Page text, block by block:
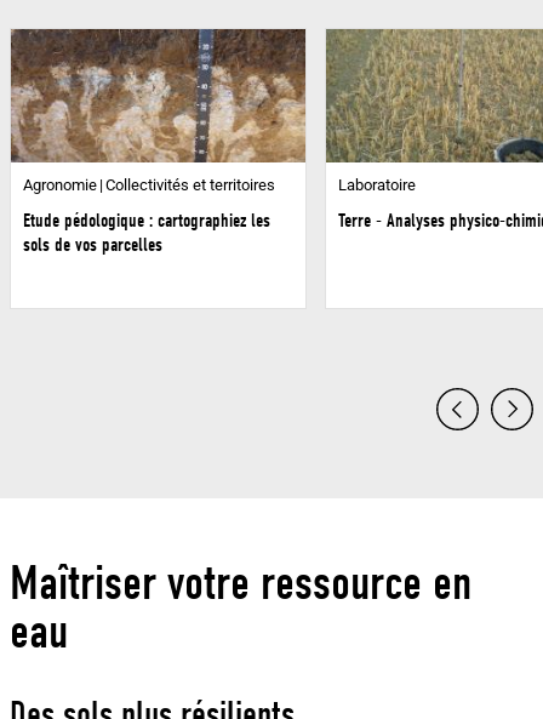
Agronomie Collectivités et territoires
Etude pédologique : cartographiez les
sols de vos parcelles
Laboratoire
Terre - Analyses physico-
Maîtriser votre ressource en
eau